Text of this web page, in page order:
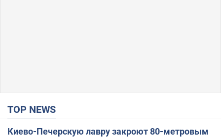
TOP NEWS
Киево-Печерскую лавру закроют 80-метровым